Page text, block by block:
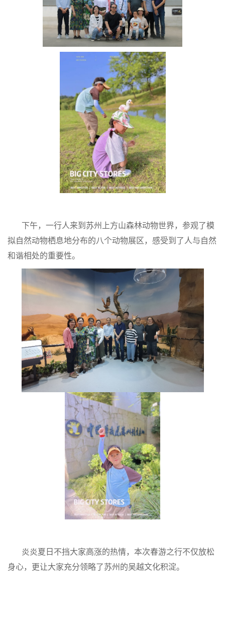
下午，一行人来到苏州上方山森林动物世界，参观了模
拟自然动物栖息地分布的八个动物展区，感受到了人与自然
和谐相处的重要性。
炎炎夏日不挡大家高涨的热情，本次春游之行不仅放松
身心，更让大家充分领略了苏州的吴越文化积淀。